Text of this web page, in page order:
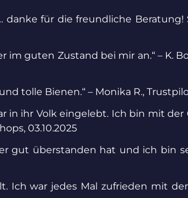
für die freundliche Beratung!
guten Zustand bei mir an.“ – K.
tolle Bienen.“ – Monika R.,
in ihr Volk eingelebt. Ich bin mit
03.10.2025
gut überstanden hat und ich bin
Ich war jedes Mal zufrieden mit